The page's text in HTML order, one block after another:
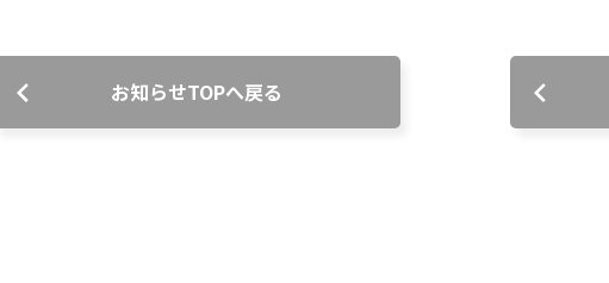
お知らせTOPへ戻る